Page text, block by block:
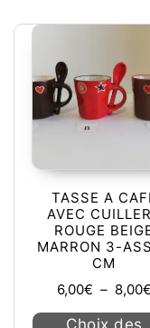
TASSE A
AVEC
ROUGE
MARRON 3-
CM
6,00€ – 8,00€